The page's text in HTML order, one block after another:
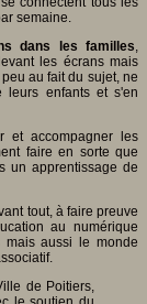
semaine.
dans les familles,
les écrans mais
au fait du sujet, ne
leurs enfants et s'en
et accompagner les
faire en sorte que
un apprentissage de
tout, à faire preuve
au numérique
mais aussi le monde
de Poitiers,